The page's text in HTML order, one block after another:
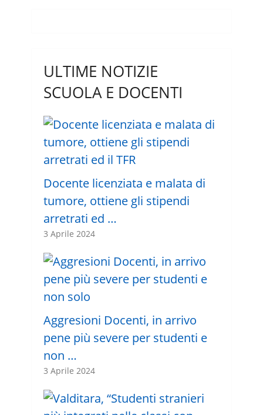
ULTIME NOTIZIE
SCUOLA E DOCENTI
Docente licenziata e malata di
tumore, ottiene gli stipendi
arretrati ed …
3 Aprile 2024
Aggresioni Docenti, in arrivo
pene più severe per studenti e
non …
3 Aprile 2024